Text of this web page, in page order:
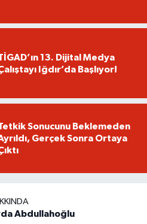
13. Dijital Medya
Iğdır’da Başlıyor!
Sonucunu Beklemeden
Gerçek Sonra Ortaya
Abdullahoğlu